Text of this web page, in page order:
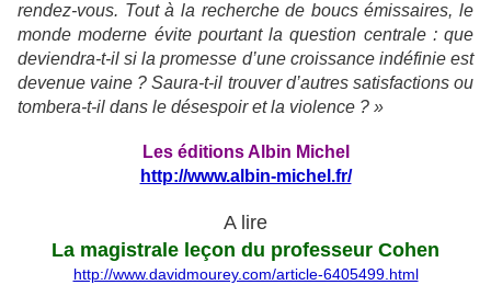
rendez-vous. Tout à la recherche de boucs émissaires, le
monde moderne évite pourtant la question centrale : que
deviendra-t-il si la promesse d’une croissance indéfinie est
devenue vaine ? Saura-t-il trouver d’autres satisfactions ou
tombera-t-il dans le désespoir et la violence ? »
Les éditions Albin Michel
http://www.albin-michel.fr/
A lire
La magistrale leçon du professeur Cohen
http://www.davidmourey.com/article-6405499.html